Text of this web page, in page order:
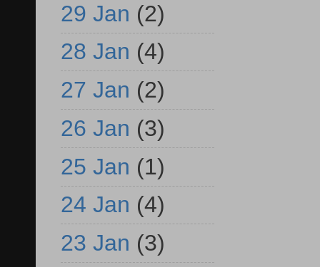
29 Jan (2)
28 Jan (4)
27 Jan (2)
26 Jan (3)
25 Jan (1)
24 Jan (4)
23 Jan (3)